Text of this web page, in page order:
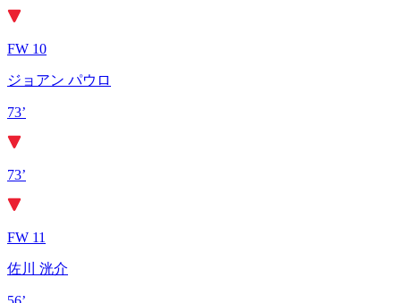
FW 10
ジョアン パウロ
73’
73’
FW 11
佐川 洸介